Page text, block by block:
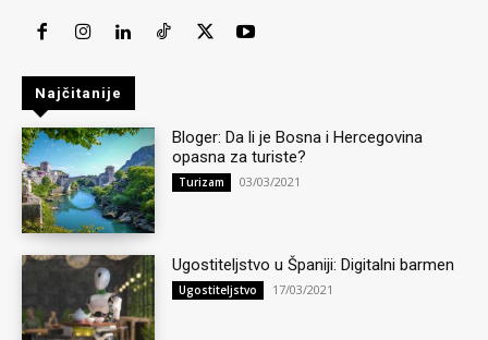
Najčitanije
Bloger: Da li je Bosna i Hercegovina
opasna za turiste?
Turizam 03/03/2021
Ugostiteljstvo u Španiji: Digitalni barmen
Ugostiteljstvo 17/03/2021